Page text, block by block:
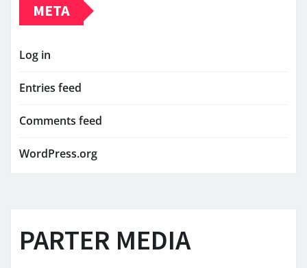
META
Log in
Entries feed
Comments feed
WordPress.org
PARTER MEDIA